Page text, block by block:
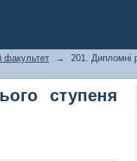
ступеня
факультет →
201. Дипломні
ступеня